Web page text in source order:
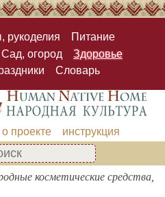
рукоделия
Питание
Сад, огород
Здоровье
Словарь
о проекте инструкция
косметические средства,